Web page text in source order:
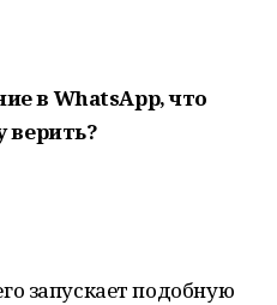
в WhatsApp, что
верить?
запускает подобную